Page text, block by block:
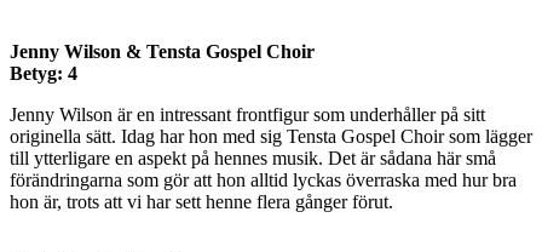
Jenny Wilson & Tensta Gospel Choir
Betyg: 4
Jenny Wilson är en intressant frontfigur som underhåller på sitt
originella sätt. Idag har hon med sig Tensta Gospel Choir som lägger
till ytterligare en aspekt på hennes musik. Det är sådana här små
förändringarna som gör att hon alltid lyckas överraska med hur bra
hon är, trots att vi har sett henne flera gånger förut.